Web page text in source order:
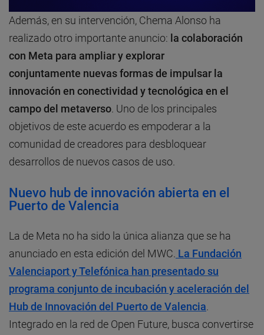
Además, en su intervención, Chema Alonso ha
realizado otro importante anuncio: la colaboración
con Meta para ampliar y explorar
conjuntamente nuevas formas de impulsar la
innovación en conectividad y tecnológica en el
campo del metaverso . Uno de los principales
objetivos de este acuerdo es empoderar a la
comunidad de creadores para desbloquear
desarrollos de nuevos casos de uso.
Nuevo hub de innovación abierta en el
Puerto de Valencia
La de Meta no ha sido la única alianza que se ha
anunciado en esta edición del MWC. La Fundación
Valenciaport y Telefónica han presentado su
programa conjunto de incubación y aceleración del
Hub de Innovación del Puerto de Valencia
Integrado en la red de Open Future, busca convertirse